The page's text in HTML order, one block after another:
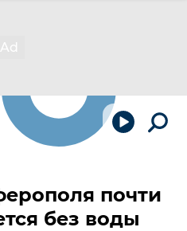
почти
без воды